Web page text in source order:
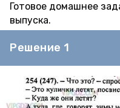
Готовое домашнее
выпуска.
Решение 1